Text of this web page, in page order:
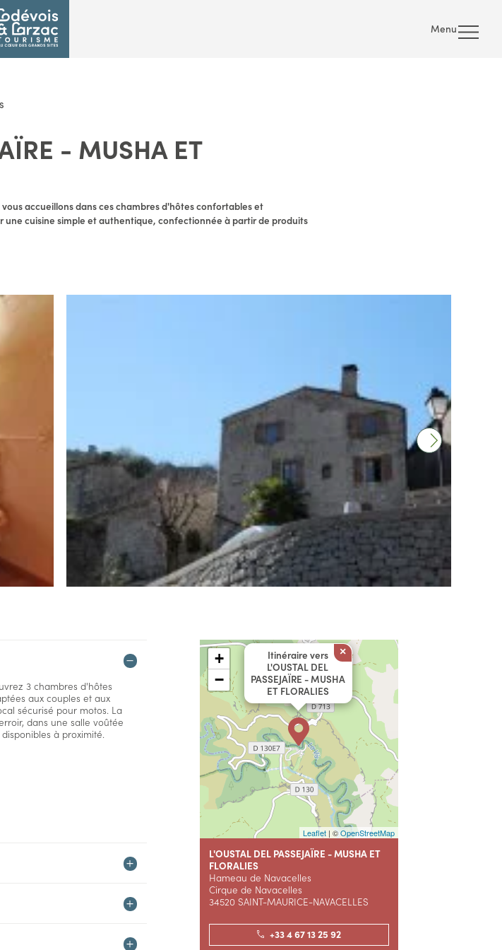
Menu
- MUSHA ET
accueillons dans ces chambres d'hôtes confortables et
cuisine simple et authentique, confectionnée à partir de produits
3 chambres d'hôtes
aux couples et aux
sécurisé pour motos. La
dans une salle voûtée
à proximité.
Itinéraire vers
L'OUSTAL DEL
PASSEJAÏRE - MUSHA
ET FLORALIES
×
+
−
Leaflet | ©OpenStreetMap
L'OUSTAL DEL PASSEJAÏRE - MUSHA ET
FLORALIES
Hameau de Navacelles
Cirque de Navacelles
34520 SAINT-MAURICE-NAVACELLES
+33 4 67 13 25 92